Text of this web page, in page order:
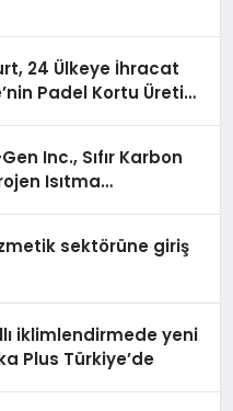
24 Ülkeye İhracat
Padel Kortu Üretim
Inc., Sıfır Karbon
Isıtma
sektörüne giriş
iklimlendirmede yeni
Plus Türkiye’de